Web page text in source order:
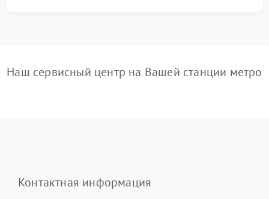
Наш сервисный центр на Вашей станции метро
Контактная информация